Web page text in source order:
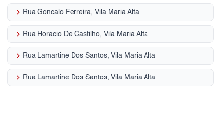
keyboard_arrow_right Rua Goncalo Ferreira, Vila Maria Alta
keyboard_arrow_right Rua Horacio De Castilho, Vila Maria Alta
keyboard_arrow_right Rua Lamartine Dos Santos, Vila Maria Alta
keyboard_arrow_right Rua Lamartine Dos Santos, Vila Maria Alta